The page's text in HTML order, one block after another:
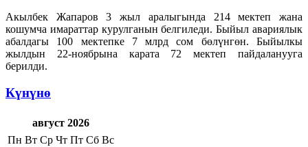
Акылбек Жапаров 3 жыл аралыгында 214 мектеп жана
кошумча имараттар курулганын белгиледи. Быйыл авариялык
абалдагы 100 мектепке 7 млрд сом бөлүнгөн. Быйылкы
жылдын 22-ноябрына карата 72 мектеп пайдаланууга
берилди.
Күнүнө
август 2026
Пн Вт Ср Чт Пт Сб Вс